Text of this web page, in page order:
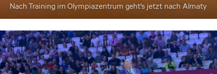
Nach Training im Olympiazentrum geht's jetzt nach Almaty